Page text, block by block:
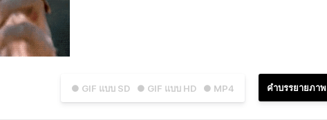
● GIF แบบ SD ● GIF แบบ HD ● MP4 คำบรรยายภาพ